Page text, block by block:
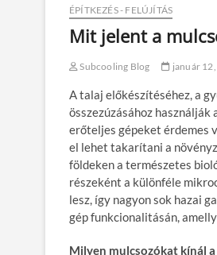
ÉPÍTKEZÉS - FELÚJÍTÁS
Mit jelent a
Subcooling Blog január
A talaj előkészítéséhez, a
összezúzásához használják
erőteljes gépeket érdemes
el lehet takarítani a
földeken a természetes
részeként a különféle
lesz, így nagyon sok hazai
gép funkcionalitásán,
Milyen mulcsozókat kínál a